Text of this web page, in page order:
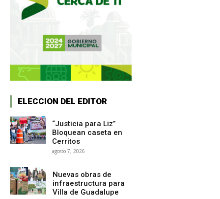
ELECCION DEL EDITOR
“Justicia para Liz”
Bloquean caseta en
Cerritos
agosto 7, 2026
Nuevas obras de
infraestructura para
Villa de Guadalupe